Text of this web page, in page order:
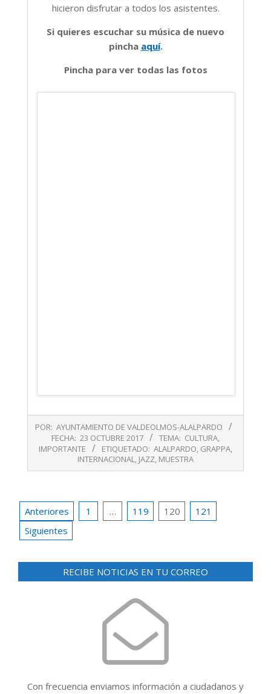
hicieron disfrutar a todos los asistentes.
Si quieres escuchar su música de nuevo
pincha aquí.
Pincha para ver todas las fotos
10-
POR: AYUNTAMIENTO DE VALDEOLMOS-ALALPARDO
FECHA: 23 OCTUBRE 2017 TEMA: CULTURA
IMPORTANTE
ETIQUETADO: ALALPARDO GRAPPA
INTERNACIONAL
JAZZ MUESTRA
Paginación
de
Anteriores 1 … 119 120
121
Siguientes
RECIBE NOTICIAS EN TU CORREO
Con frecuencia enviamos información a ciudadanos y